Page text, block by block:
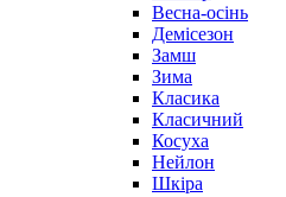
Весна-осінь
Демісезон
Замш
Зима
Класика
Класичний
Косуха
Нейлон
Шкіра